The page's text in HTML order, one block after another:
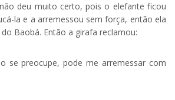
deu muito certo, pois o elefante ficou
la e a arremessou sem força, então ela
Baobá. Então a girafa reclamou:
se preocupe, pode me arremessar com